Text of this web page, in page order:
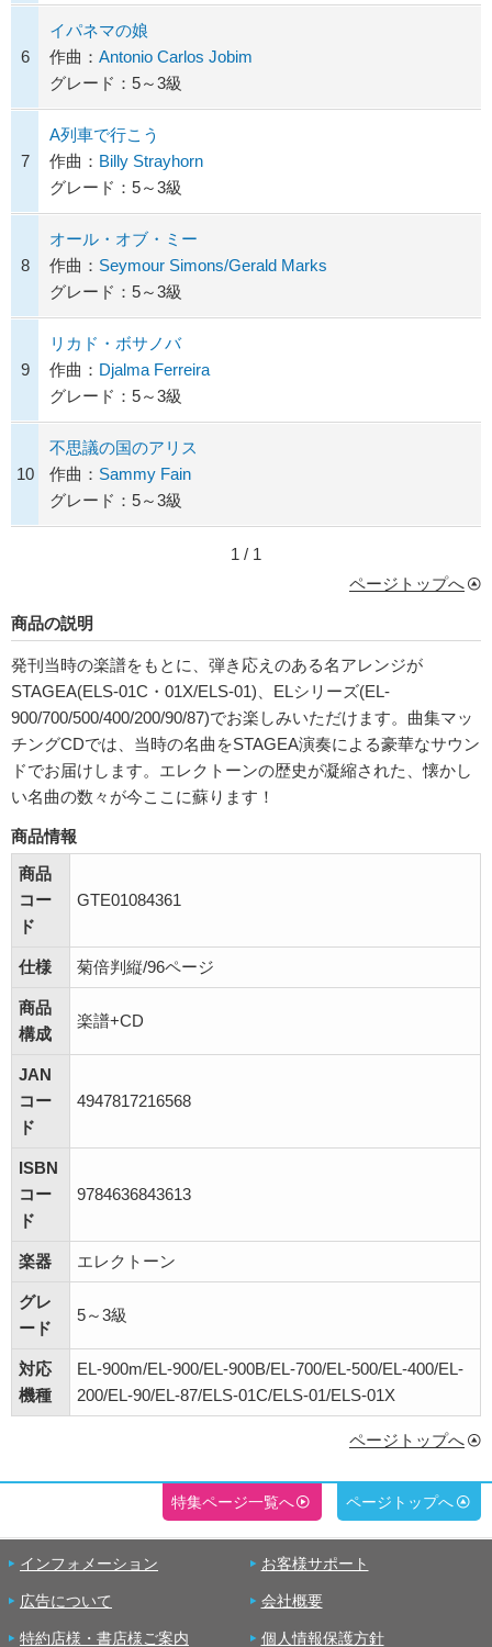
6
イパネマの娘
作曲： Antonio Carlos Jobim
グレード：5～3級
7
A列車で行こう
作曲： Billy Strayhorn
グレード：5～3級
8
オール・オブ・ミー
作曲： Seymour Simons/Gerald Marks
グレード：5～3級
9
リカド・ボサノバ
作曲： Djalma Ferreira
グレード：5～3級
10
不思議の国のアリス
作曲： Sammy Fain
グレード：5～3級
1 / 1
ページトップへ
商品の説明
発刊当時の楽譜をもとに、弾き応えのある名アレンジが
STAGEA(ELS-01C・01X/ELS-01)、ELシリーズ(EL-
900/700/500/400/200/90/87)でお楽しみいただけます。曲集マッ
チングCDでは、当時の名曲をSTAGEA演奏による豪華なサウン
ドでお届けします。エレクトーンの歴史が凝縮された、懐かし
い名曲の数々が今ここに蘇ります！
商品情報
商品
コー
ド
GTE01084361
仕様 菊倍判縦/96ページ
商品
構成
楽譜+CD
JAN
コー
ド
4947817216568
ISBN
コー
ド
9784636843613
楽器 エレクトーン
グレ
ード
5～3級
対応
機種
EL-900m/EL-900/EL-900B/EL-700/EL-500/EL-400/EL-
200/EL-90/EL-87/ELS-01C/ELS-01/ELS-01X
ページトップへ
特集ページ一覧へ ページトップへ
インフォメーション お客様サポート
広告について 会社概要
特約店様・書店様ご案内 個人情報保護方針